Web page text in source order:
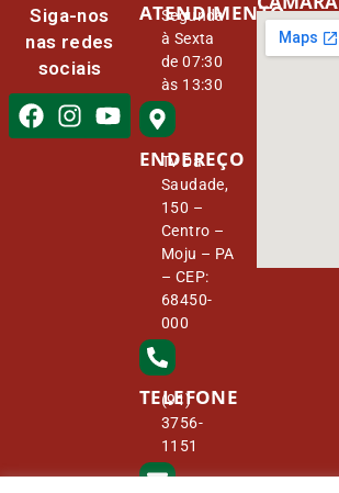
Siga-nos
nas redes
sociais
ATENDIMENTO
Segunda
à Sexta
de 07:30
às 13:30
ENDEREÇO
Tv Da
Saudade,
150 –
Centro –
Moju – PA
– CEP:
68450-
000
TELEFONE
(91)
3756-
1151